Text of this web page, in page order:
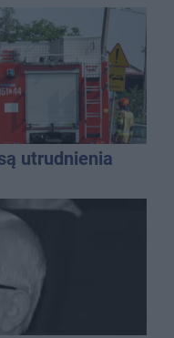
utrudnienia